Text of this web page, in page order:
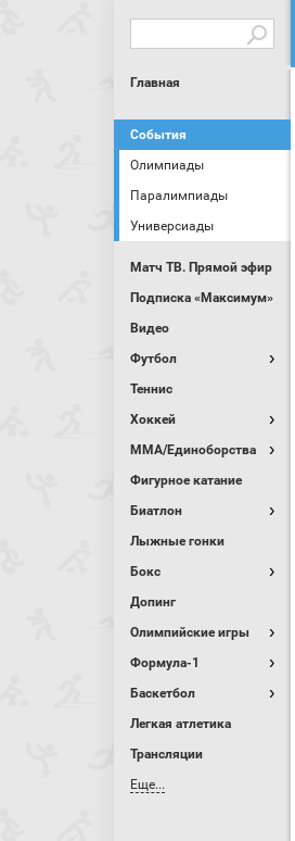
Главная
События
Олимпиады
Паралимпиады
Универсиады
Матч ТВ. Прямой эфир
Подписка «Максимум»
Видео
Футбол
Теннис
Хоккей
MMA/Единоборства
Фигурное катание
Биатлон
Лыжные гонки
Бокс
Допинг
Олимпийские игры
Формула-1
Баскетбол
Легкая атлетика
Трансляции
Еще...